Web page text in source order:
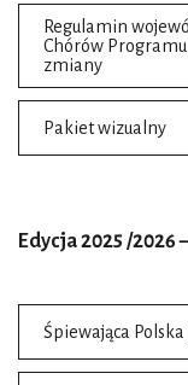
Regulamin
Chórów
zmiany
Pakiet wizualny
Edycja 2025 /2026
Śpiewająca Polska